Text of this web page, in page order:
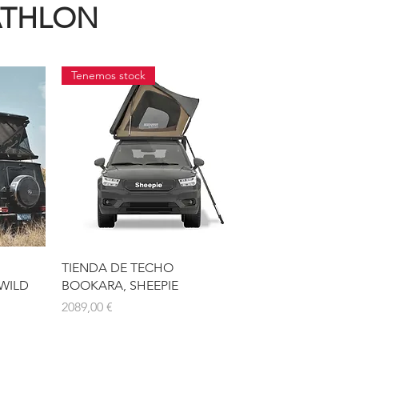
Vista rápida
Tenemos stock
TIENDA DE TECHO
BOOKARA, SHEEPIE
Precio
2089,00 €